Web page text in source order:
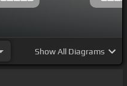
ShowAll Diagrams